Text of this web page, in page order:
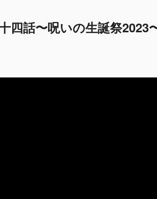
四話〜呪いの生誕祭2023